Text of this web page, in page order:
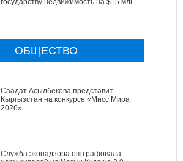
государству недвижимость на $15 млн
ОБЩЕСТВО
Саадат Асылбекова представит
Кыргызстан на конкурсе «Мисс Мира
2026»
Служба эконадзора оштрафовала